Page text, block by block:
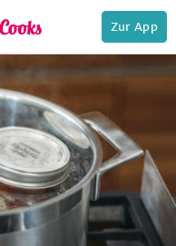
Zur App